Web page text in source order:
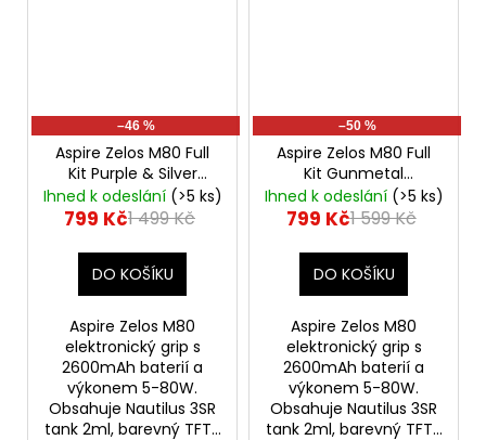
–46 %
Aspire Zelos M80 Full
Kit Purple & Silver
Elektronický Grip
Ihned k odeslání (>5 ks)
799 Kč1 499 Kč
DO KOŠÍKU
Aspire Zelos M80
elektronický grip s
2600mAh baterií a
výkonem 5-80W.
Obsahuje Nautilus 3SR
tank 2ml, barevný TFT...
–50 %
Aspire Zelos M80 Full
Kit Gunmetal
Elektronický Grip
Ihned k odeslání (>5 ks)
799 Kč1 599 Kč
DO KOŠÍKU
Aspire Zelos M80
elektronický grip s
2600mAh baterií a
výkonem 5-80W.
Obsahuje Nautilus 3SR
tank 2ml, barevný TFT...